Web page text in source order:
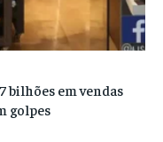
bilhões em vendas
golpes